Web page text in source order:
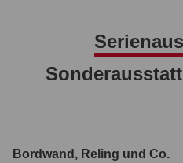
Bordwand, Reling und Co.